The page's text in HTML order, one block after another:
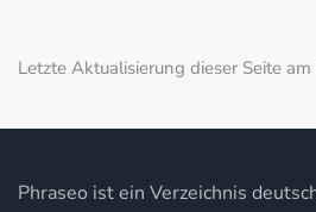
Letzte Aktualisierung dieser Seite
Phraseo ist ein Verzeichnis